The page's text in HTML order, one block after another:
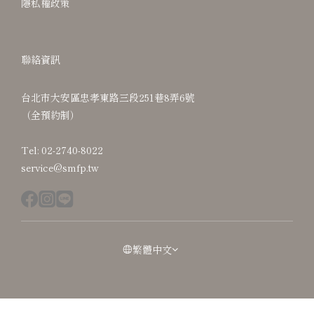
隱私權政策
聯絡資訊
台北市大安區忠孝東路三段251巷8弄6號
（全預約制）
Tel: 02-2740-8022
service@smfp.tw
繁體中文